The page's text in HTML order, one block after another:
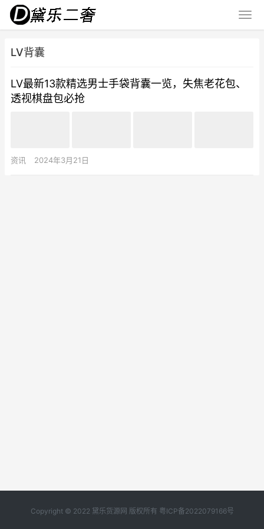
LV背囊
LV最新13款精选男士手袋背囊一览，失焦老花包、
透视棋盘包必抢
资讯 2024年3月21日
Copyright © 2022 黛乐货源网 版权所有 粤ICP备2022079166号